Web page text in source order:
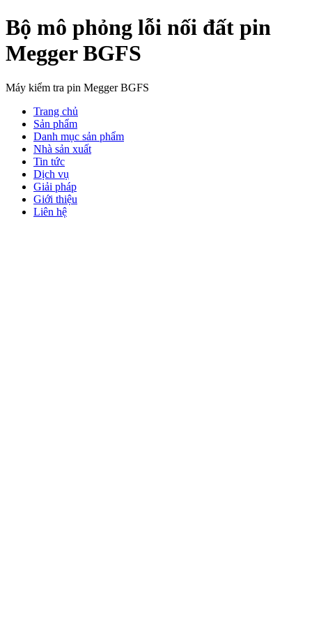
Bộ mô phỏng lỗi nối đất pin
Megger BGFS
Máy kiểm tra pin Megger BGFS
Trang chủ
Sản phẩm
Danh mục sản phẩm
Nhà sản xuất
Tin tức
Dịch vụ
Giải pháp
Giới thiệu
Liên hệ